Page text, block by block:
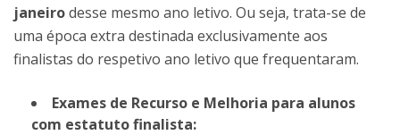
janeirodesse mesmo ano letivo. Ou seja, trata-se de
uma época extra destinada exclusivamente aos
finalistas do respetivo ano letivo que frequentaram.
Exames de Recurso e Melhoria para alunos
com estatuto finalista: